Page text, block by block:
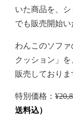
いた商品を、
でも販売開始い
わんこのソフ
クッション」
販売しておりま
特別価格：
送料込）